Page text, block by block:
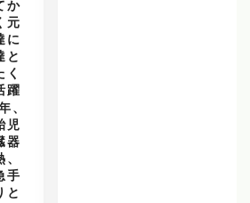
か
元
に
と
く
躍
、
児
器
手
と